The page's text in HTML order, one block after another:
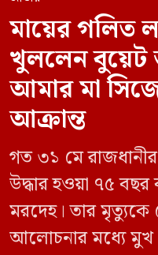
মায়ের গলিত
খুললেন বুয়েট
আমার মা
আক্রান্ত
গত ৩১ মে
উদ্ধার হওয়া ৭৫
মরদেহ। তার
আলোচনার মধ্যে